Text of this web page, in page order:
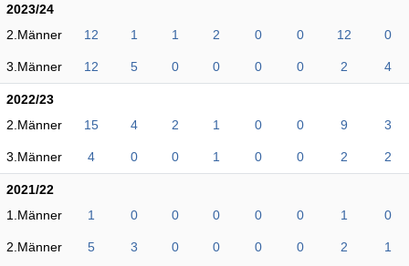
2023/24
2.Männer
12 1 1 2 0 0 12 0
3.Männer 12 5 0 0 0 0 2 4
2022/23
2.Männer
15 4 2 1 0 0 9 3
3.Männer 4 0 0 1 0 0 2 2
2021/22
1.Männer
1 0 0 0 0 0 1 0
2.Männer 5 3 0 0 0 0 2 1